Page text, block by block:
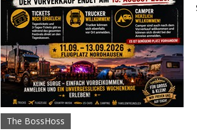
The BossHoss